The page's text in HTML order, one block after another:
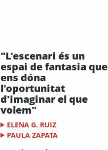
"L'escenari és un
espai de fantasia que
ens dóna
l'oportunitat
d'imaginar el que
volem"
ELENA G. RUIZ
PAULA ZAPATA